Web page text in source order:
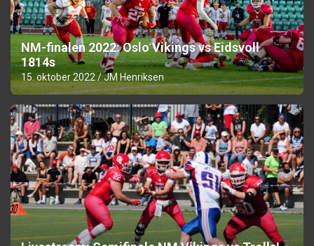
NM-finalen 2022: Oslo Vikings vs Eidsvoll
1814s
15. oktober 2022 JM Henriksen